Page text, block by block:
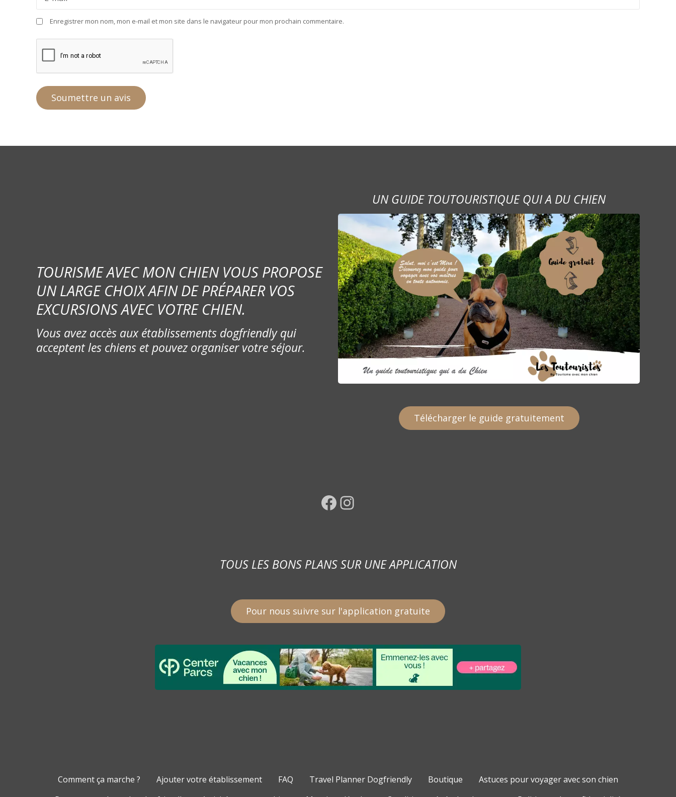
Enregistrer mon nom, mon e-mail et mon site dans le navigateur pour mon prochain commentaire.
TOURISME AVEC MON CHIEN VOUS PROPOSE
UN LARGE CHOIX AFIN DE PRÉPARER VOS
EXCURSIONS AVEC VOTRE CHIEN.
Vous avez accès aux établissements dogfriendly qui
acceptent les chiens et pouvez organiser votre séjour.
UN GUIDE TOUTOURISTIQUE QUI A DU CHIEN
Télécharger le guide gratuitement
Facebook Instagram
TOUS LES BONS PLANS SUR UNE APPLICATION
Pour nous suivre sur l'application gratuite
Comment ça marche ? Ajouter votre établissement FAQ Travel Planner Dogfriendly Boutique
Astuces pour voyager avec son chien